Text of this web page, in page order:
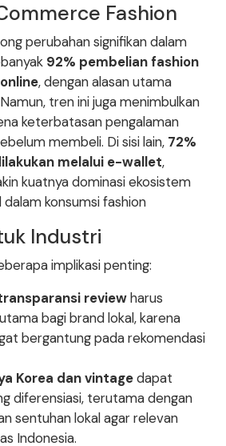
Fashion
perubahan signifikan dalam
92% pembelian fashion
, dengan alasan utama
tren ini juga menimbulkan
keterbatasan pengalaman
membeli. Di sisi lain, 72%
melalui e-wallet,
kuatnya dominasi ekosistem
konsumsi fashion
Industri
implikasi penting:
reviewharus
bagi brand lokal, karena
bergantung pada rekomendasi
Korea dan vintagedapat
diferensiasi, terutama dengan
sentuhan lokal agar relevan
Indonesia.